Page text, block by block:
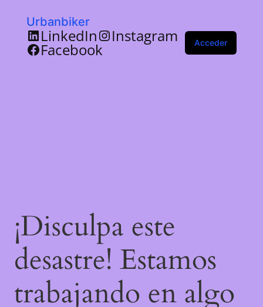
Urbanbiker
LinkedIn Instagram
Facebook Acceder
¡Disculpa este
desastre! Estamos
trabajando en algo